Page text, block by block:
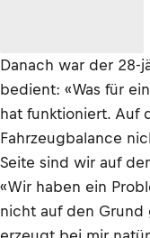
Danach war der 28-
bedient: «Was für
hat funktioniert. Auf
Fahrzeugbalance
Seite sind wir auf
«Wir haben ein
nicht auf den Grund